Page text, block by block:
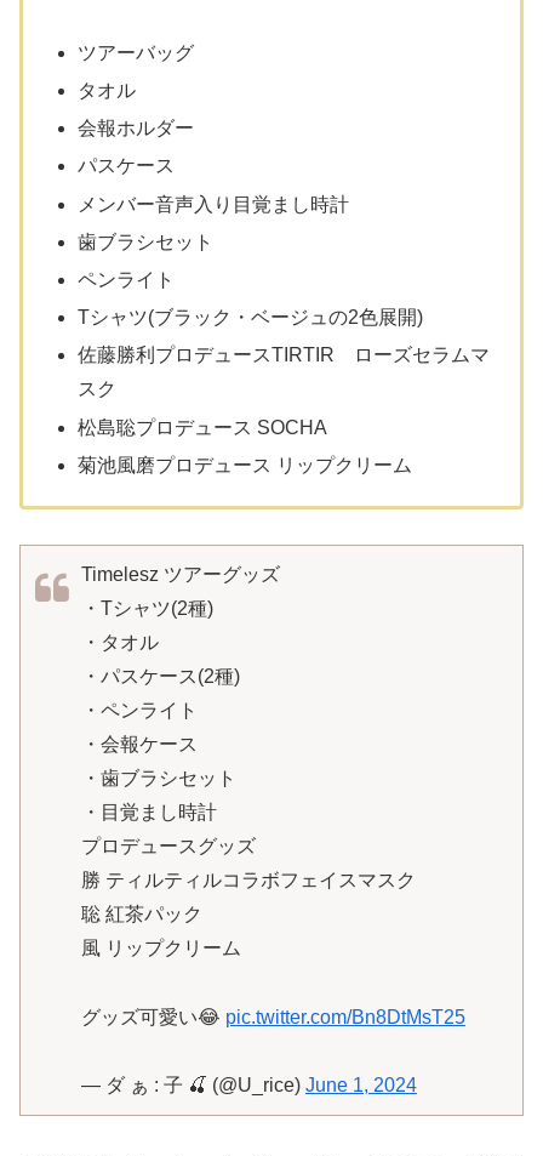
ツアーバッグ
タオル
会報ホルダー
パスケース
メンバー音声入り目覚まし時計
歯ブラシセット
ペンライト
Tシャツ(ブラック・ベージュの2色展開)
佐藤勝利プロデュースTIRTIR ローズセラムマ
スク
松島聡プロデュース SOCHA
菊池風磨プロデュース リップクリーム
Timelesz ツアーグッズ
・Tシャツ(2種)
・タオル
・パスケース(2種)
・ペンライト
・会報ケース
・歯ブラシセット
・目覚まし時計
プロデュースグッズ
勝 ティルティルコラボフェイスマスク
聡 紅茶パック
風 リップクリーム
グッズ可愛い😂 pic.twitter.com/Bn8DtMsT25
— ダ ぁ : 子 🍒 (@U_rice) June 1, 2024